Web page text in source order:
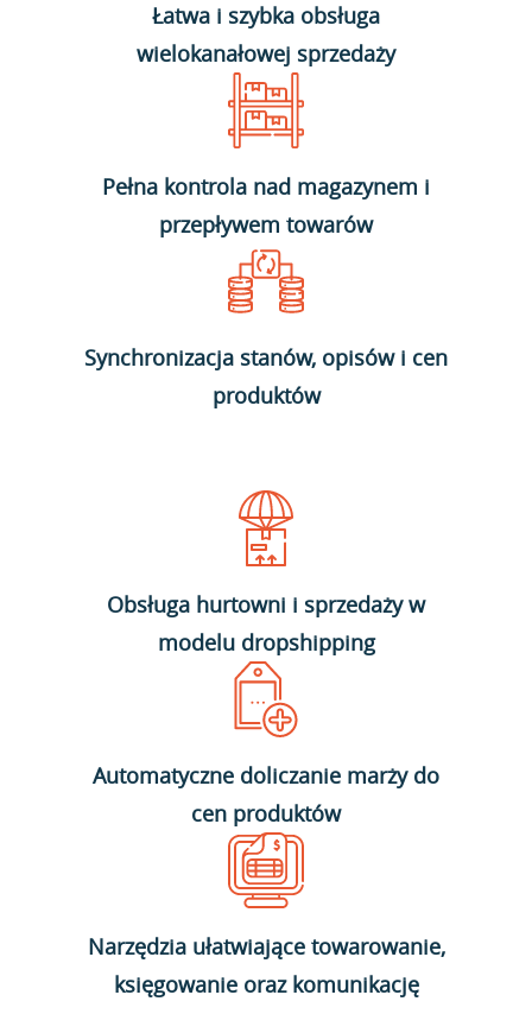
Łatwa i szybka obsługa
wielokanałowej sprzedaży
Pełna kontrola nad magazynem i
przepływem towarów
Synchronizacja stanów, opisów i cen
produktów
Obsługa hurtowni i sprzedaży w
modelu dropshipping
Automatyczne doliczanie marży do
cen produktów
Narzędzia ułatwiające towarowanie,
księgowanie oraz komunikację